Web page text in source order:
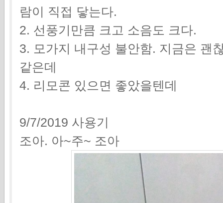
람이 직접 닿는다.
2. 선풍기만큼 크고 소음도 크다.
3. 모가지 내구성 불안함. 지금은 괜
같은데
4. 리모콘 있으면 좋았을텐데
9/7/2019 사용기
조아. 아~주~ 조아